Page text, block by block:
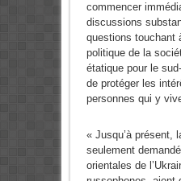
commencer
discussions
questions touchant
politique de la
étatique pour le
de protéger les
personnes qui y
« Jusqu’à présent,
seulement
orientales de